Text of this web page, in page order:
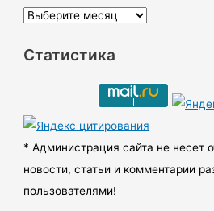
А
х
ы
Статистика
* Администрация сайта не несет
новости, статьи и комментарии
пользователями!